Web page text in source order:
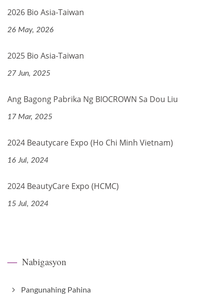
2026 Bio Asia-Taiwan
26 May, 2026
2025 Bio Asia-Taiwan
27 Jun, 2025
Ang Bagong Pabrika Ng BIOCROWN Sa Dou Liu
17 Mar, 2025
2024 Beautycare Expo (Ho Chi Minh Vietnam)
16 Jul, 2024
2024 BeautyCare Expo (HCMC)
15 Jul, 2024
Nabigasyon
Pangunahing Pahina